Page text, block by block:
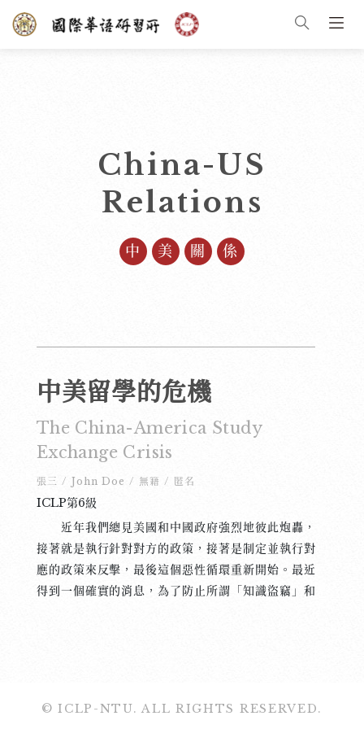
China-US
Relations
中美關係
中美留學的危機
The China-America Study
Exchange Crisis
張三 / John Doe / 無籍 / 匿名
ICLP第6級
近年我們總見美國和中國政府強烈地彼此炮轟，
接著就是執行針對對方的政策，接著是制定並執行對
應的政策來反擊，最後這個惡性循環重新開始。最近
得到一個確實的消息，為了防止所謂「知識盜竊」和
或學者可作為一個國家的代表，出國反映自己國家的
© ICLP-NTU. ALL RIGHTS RESERVED.